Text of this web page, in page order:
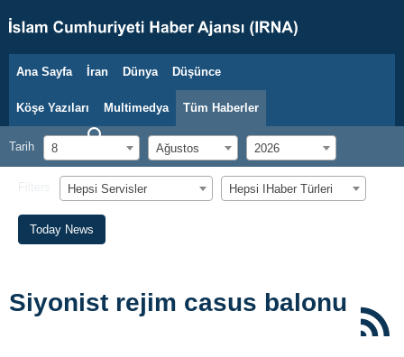
8 Ağustos 2026
Ana Sayfa İran Dünya Düşünce
Köşe Yazıları Multimedya Tüm Haberler
Tarih 8 Ağustos 2026
Hepsi Servisler Hepsi اHaber Türleri
Today News
Siyonist rejim casus balonu